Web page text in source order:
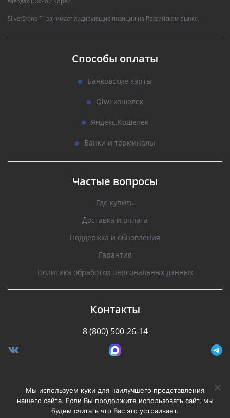
SilverStone F1 занимает лидирующие позиции на Российском рынке.
Способы оплаты
Банковские карты
Qiwi кошелек
Яндекс.Кошелек
Банки и терминалы
Частые вопросы
Где купить
Доставка и оплата
Поддержка и обновления
Гарантия
Политика обработки персональных данных
Контакты
8 (800) 500-26-14
Разработано Stormcorp
Copyright © 2008-2020, Silverstone F1. Все права
Мы используем куки для наилучшего представления
нашего сайта. Если Вы продолжите использовать сайт, мы
будем считать что Вас это устраивает.